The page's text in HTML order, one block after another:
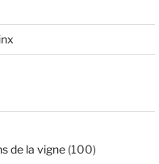
de la vigne(100)